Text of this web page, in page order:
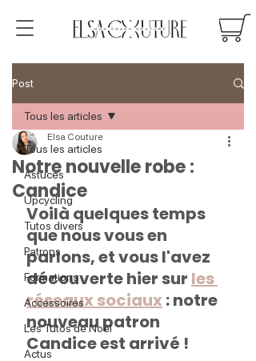
Post
Tous les articles
Astuces
Upcycling
Tutos divers
Patrons
Formations
Accessoires
Les Tutos de Noël
Actus
Tous les articles
Notre nouvelle robe :
Candice
Elsa Couture
Voilà quelques temps
que nous vous en
parlons, et vous l'avez
découverte hier sur les
réseaux sociaux : notre
nouveau patron
Candice est arrivé !